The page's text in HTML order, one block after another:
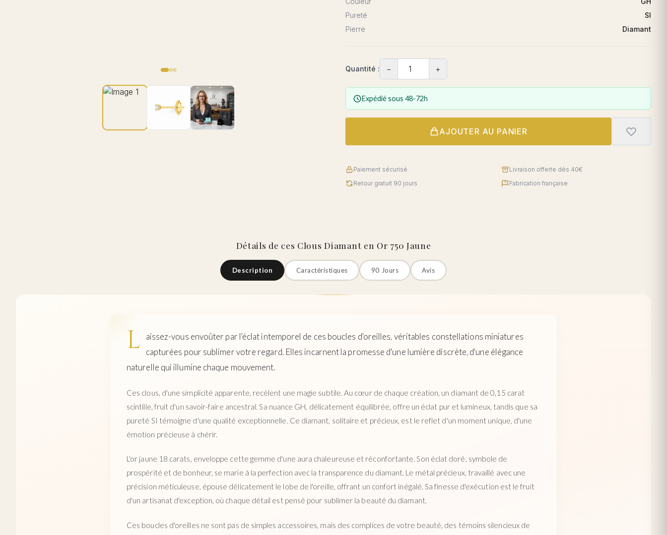
Pureté
SI
Pierre
Diamant
Quantité : − +
Expédié sous 48-72h
AJOUTER AU PANIER
Paiement sécurisé
Livraison offerte dès 40€
Retour gratuit 90 jours
Fabrication française
Détails de ces Clous Diamant en Or 750 Jaune
Description Caractéristiques 90 Jours Avis
L
aissez-vous envoûter par l'éclat intemporel de ces boucles d'oreilles, véritables constellations miniatures
capturées pour sublimer votre regard. Elles incarnent la promesse d'une lumière discrète, d'une élégance
naturelle qui illumine chaque mouvement.
Ces clous, d'une simplicité apparente, recèlent une magie subtile. Au cœur de chaque création, un diamant de 0,15 carat
scintille, fruit d'un savoir-faire ancestral. Sa nuance GH, délicatement équilibrée, offre un éclat pur et lumineux, tandis que sa
pureté SI témoigne d'une qualité exceptionnelle. Ce diamant, solitaire et précieux, est le reflet d'un moment unique, d'une
émotion précieuse à chérir.
L'or jaune 18 carats, enveloppe cette gemme d'une aura chaleureuse et réconfortante. Son éclat doré, symbole de
prospérité et de bonheur, se marie à la perfection avec la transparence du diamant. Le métal précieux, travaillé avec une
précision méticuleuse, épouse délicatement le lobe de l'oreille, offrant un confort inégalé. Sa finesse d'exécution est le fruit
d'un artisanat d'exception, où chaque détail est pensé pour sublimer la beauté du diamant.
Ces boucles d'oreilles ne sont pas de simples accessoires, mais des complices de votre beauté, des témoins silencieux de